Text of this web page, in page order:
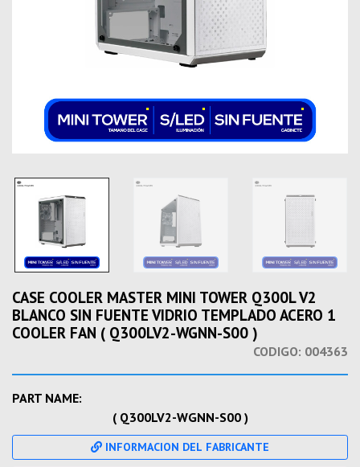
CASE COOLER MASTER MINI TOWER Q300L V2
BLANCO SIN FUENTE VIDRIO TEMPLADO ACERO 1
COOLER FAN ( Q300LV2-WGNN-S00 )
CODIGO: 004363
PART NAME:
( Q300LV2-WGNN-S00 )
INFORMACION DEL FABRICANTE